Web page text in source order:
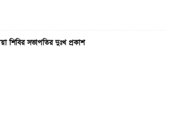
শিবির সভাপতির দুঃখ প্রকাশ